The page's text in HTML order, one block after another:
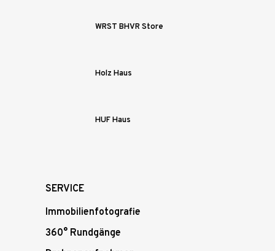
WRST BHVR Store
Holz Haus
HUF Haus
SERVICE
Immobilienfotografie
360° Rundgänge